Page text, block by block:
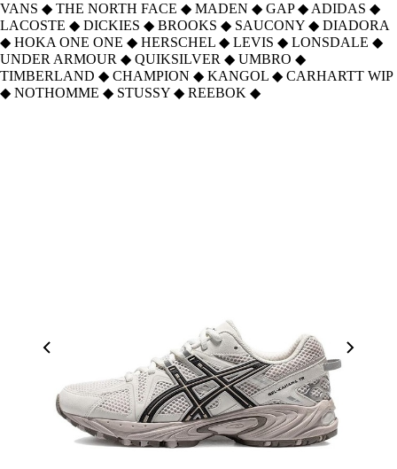
VANS ◆ THE NORTH FACE ◆ MADEN ◆ GAP ◆ ADIDAS ◆
LACOSTE ◆ DICKIES ◆ BROOKS ◆ SAUCONY ◆ DIADORA
◆ HOKA ONE ONE ◆ HERSCHEL ◆ LEVIS ◆ LONSDALE ◆
UNDER ARMOUR ◆ QUIKSILVER ◆ UMBRO ◆
TIMBERLAND ◆ CHAMPION ◆ KANGOL ◆ CARHARTT WIP
◆ NOTHOMME ◆ STUSSY ◆ REEBOK ◆